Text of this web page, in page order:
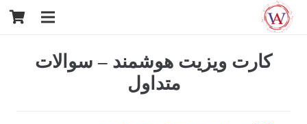
کارت ویزیت هوشمند – سوالات
متداول